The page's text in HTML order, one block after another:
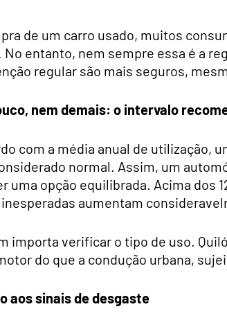
de um carro usado, muitos
No entanto, nem sempre essa é a
regular são mais seguros,
nem demais: o intervalo
com a média anual de utilização,
normal. Assim, um
uma opção equilibrada. Acima dos
aumentam
importa verificar o tipo de uso.
do que a condução urbana,
aos sinais de desgaste